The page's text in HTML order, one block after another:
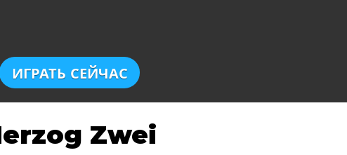
ИГРАТЬ СЕЙЧАС
Zwei